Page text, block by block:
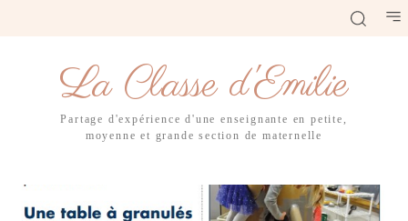
La Classe d'Emilie
Partage d'expérience d'une enseignante en petite,
moyenne et grande section de maternelle